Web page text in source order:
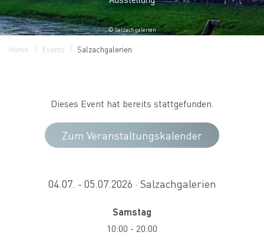
© Salzachgalerien
Home Events Salzachgalerien
Dieses Event hat bereits stattgefunden.
Zum Veranstaltungskalender
04.07. - 05.07.2026 · Salzachgalerien
Samstag
10:00 - 20:00